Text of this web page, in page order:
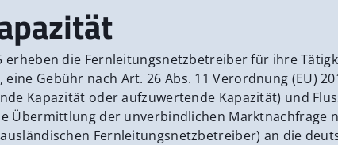
erheben die Fernleitungsnetzbetreiber für ihre
Gebühr nach Art. 26 Abs. 11 Verordnung (EU)
Kapazität oder aufzuwertende Kapazität) und
Übermittlung der unverbindlichen Marktnachfrage
Fernleitungsnetzbetreiber) an die